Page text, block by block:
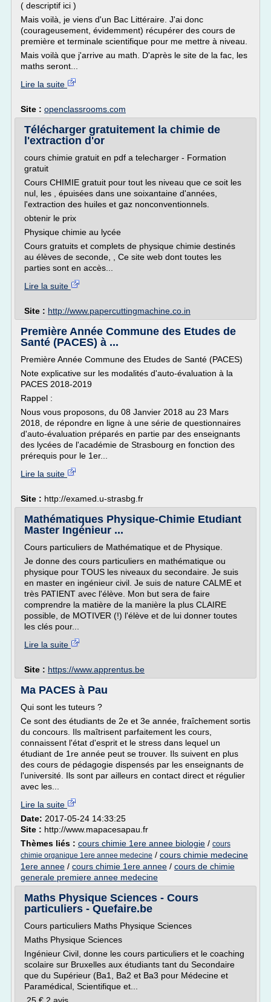
( descriptif ici )
Mais voilà, je viens d'un Bac Littéraire. J'ai donc
(courageusement, évidemment) récupérer des cours de
première et terminale scientifique pour me mettre à niveau.
Mais voilà que j'arrive au math. D'après le site de la fac, les
maths seront...
Lire la suite
Site : openclassrooms.com
Télécharger gratuitement la chimie de
l'extraction d'or
cours chimie gratuit en pdf a telecharger - Formation
gratuit
Cours CHIMIE gratuit pour tout les niveau que ce soit les
nul, les , épuisées dans une soixantaine d'années,
l'extraction des huiles et gaz nonconventionnels.
obtenir le prix
Physique chimie au lycée
Cours gratuits et complets de physique chimie destinés
au élèves de seconde, , Ce site web dont toutes les
parties sont en accès...
Lire la suite
Site : http://www.papercuttingmachine.co.in
Première Année Commune des Etudes de
Santé (PACES) à ...
Première Année Commune des Etudes de Santé (PACES)
Note explicative sur les modalités d'auto-évaluation à la
PACES 2018-2019
Rappel :
Nous vous proposons, du 08 Janvier 2018 au 23 Mars
2018, de répondre en ligne à une série de questionnaires
d'auto-évaluation préparés en partie par des enseignants
des lycées de l'académie de Strasbourg en fonction des
prérequis pour le 1er...
Lire la suite
Site : http://examed.u-strasbg.fr
Mathématiques Physique-Chimie Etudiant
Master Ingénieur ...
Cours particuliers de Mathématique et de Physique.
Je donne des cours particuliers en mathématique ou
physique pour TOUS les niveaux du secondaire. Je suis
en master en ingénieur civil. Je suis de nature CALME et
très PATIENT avec l'élève. Mon but sera de faire
comprendre la matière de la manière la plus CLAIRE
possible, de MOTIVER (!) l'élève et de lui donner toutes
les clés pour...
Lire la suite
Site : https://www.apprentus.be
Ma PACES à Pau
Qui sont les tuteurs ?
Ce sont des étudiants de 2e et 3e année, fraîchement sortis
du concours. Ils maîtrisent parfaitement les cours,
connaissent l'état d'esprit et le stress dans lequel un
étudiant de 1re année peut se trouver. Ils suivent en plus
des cours de pédagogie dispensés par les enseignants de
l'université. Ils sont par ailleurs en contact direct et régulier
avec les...
Lire la suite
Date: 2017-05-24 14:33:25
Site : http://www.mapacesapau.fr
Thèmes liés : cours chimie 1ere annee biologie / cours
chimie organique 1ere annee medecine / cours chimie medecine
1ere annee / cours chimie 1ere annee / cours de chimie
generale premiere annee medecine
Maths Physique Sciences - Cours
particuliers - Quefaire.be
Cours particuliers Maths Physique Sciences
Maths Physique Sciences
Ingénieur Civil, donne les cours particuliers et le coaching
scolaire sur Bruxelles aux étudiants tant du Secondaire
que du Supérieur (Ba1, Ba2 et Ba3 pour Médecine et
Paramédical, Scientifique et...